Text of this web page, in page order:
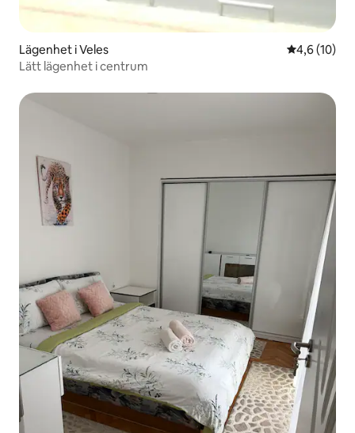
Lägenhet i Veles 4,6 av 5 i
4,6 (10)
Lätt lägenhet i centrum